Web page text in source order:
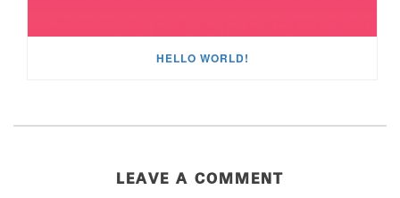
HELLO WORLD!
LEAVE A COMMENT